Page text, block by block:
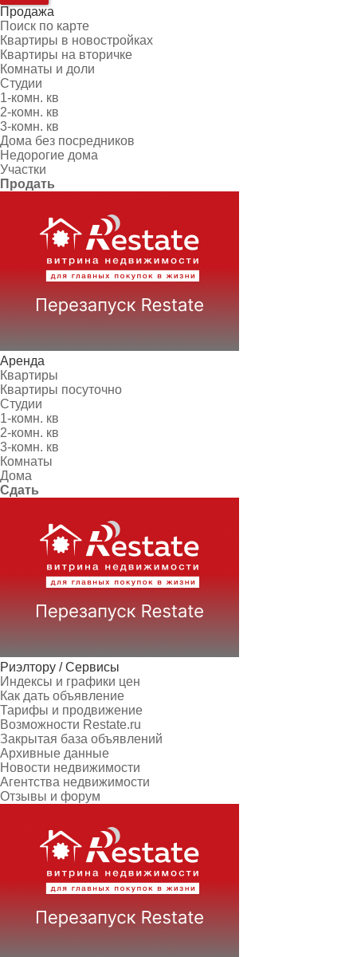
Продажа
Поиск по карте
Квартиры в новостройках
Квартиры на вторичке
Комнаты и доли
Студии
1-комн. кв
2-комн. кв
3-комн. кв
Дома без посредников
Недорогие дома
Участки
Продать
Аренда
Квартиры
Квартиры посуточно
Студии
1-комн. кв
2-комн. кв
3-комн. кв
Комнаты
Дома
Сдать
Риэлтору / Сервисы
Индексы и графики цен
Как дать объявление
Тарифы и продвижение
Возможности Restate.ru
Закрытая база объявлений
Архивные данные
Новости недвижимости
Агентства недвижимости
Отзывы и форум